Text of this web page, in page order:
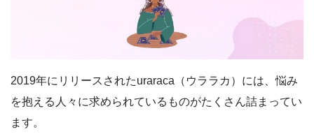
2019年にリリースされたuraraca（ウララカ）には、悩み
を抱える人々に求められているものがたくさん詰まってい
ます。